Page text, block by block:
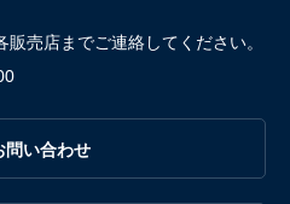
売店までご連絡してください。
問い合わせ